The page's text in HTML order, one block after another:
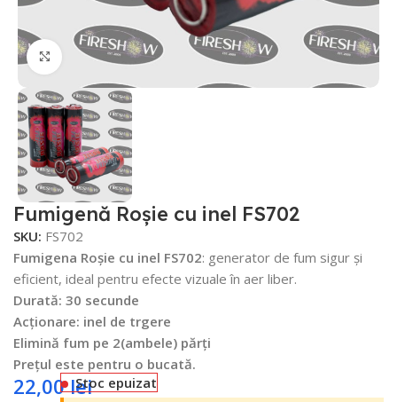
Faceți click pentru a mări
Fumigenă Roșie cu inel FS702
SKU: FS702
Fumigena Roșie cu inel FS702: generator de fum sigur și
eficient, ideal pentru efecte vizuale în aer liber.
Durată: 30 secunde
Acționare: inel de trgere
Elimină fum pe 2(ambele) părți
Prețul este pentru o bucată.
22,00lei
Stoc epuizat